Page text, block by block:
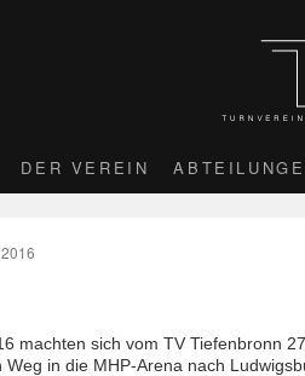
DER VEREIN
machten sich vom TV Tiefenbronn
in die MHP-Arena nach